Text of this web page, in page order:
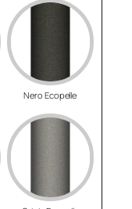
Nero Ecopelle